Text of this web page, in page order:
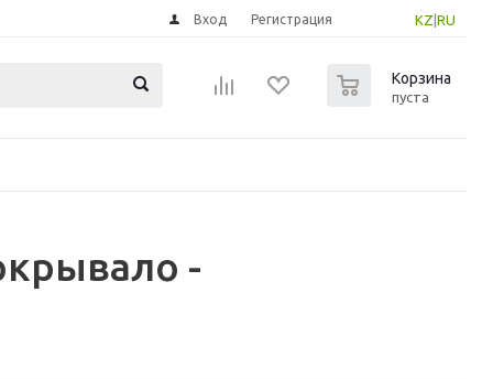
KZ RU
Вход Регистрация
Корзина
пуста
-